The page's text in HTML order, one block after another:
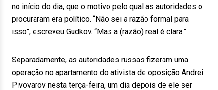
no início do dia, que o motivo pelo qual as autoridades o
procuraram era político. “Não sei a razão formal para
isso”, escreveu Gudkov. “Mas a (razão) real é clara.”
Separadamente, as autoridades russas fizeram uma
operação no apartamento do ativista de oposição Andrei
Pivovarov nesta terça-feira, um dia depois de ele ser